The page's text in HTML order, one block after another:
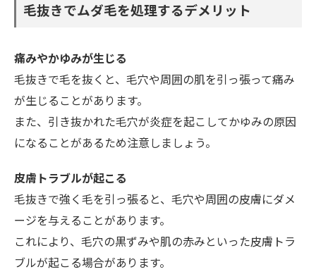
毛抜きでムダ毛を処理するデメリット
痛みやかゆみが生じる
毛抜きで毛を抜くと、毛穴や周囲の肌を引っ張って痛み
が生じることがあります。
また、引き抜かれた毛穴が炎症を起こしてかゆみの原因
になることがあるため注意しましょう。
皮膚トラブルが起こる
毛抜きで強く毛を引っ張ると、毛穴や周囲の皮膚にダメ
ージを与えることがあります。
これにより、毛穴の黒ずみや肌の赤みといった皮膚トラ
ブルが起こる場合があります。